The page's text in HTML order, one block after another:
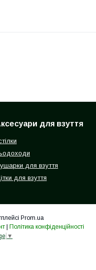
для взуття
для взуття
для взуття
Prom.ua
| Політика конфіденційності
▼